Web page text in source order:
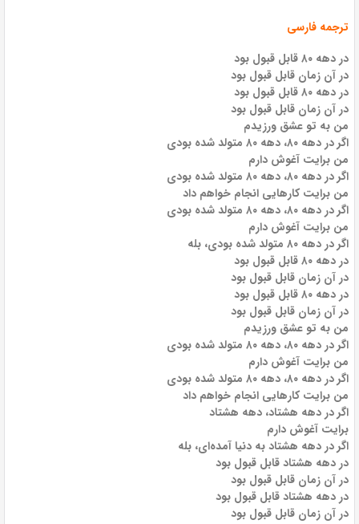
ترجمه فارسی
در دهه ۸۰ قابل قبول بود
در آن زمان قابل قبول بود
در دهه ۸۰ قابل قبول بود
در آن زمان قابل قبول بود
من به تو عشق ورزیدم
اگر در دهه ۸۰، دهه ۸۰ متولد شده بودی
من برایت آغوش دارم
اگر در دهه ۸۰، دهه ۸۰ متولد شده بودی
من برایت کارهایی انجام خواهم داد
اگر در دهه ۸۰، دهه ۸۰ متولد شده بودی
من برایت آغوش دارم
اگر در دهه ۸۰ متولد شده بودی، بله
در دهه ۸۰ قابل قبول بود
در آن زمان قابل قبول بود
در دهه ۸۰ قابل قبول بود
در آن زمان قابل قبول بود
من به تو عشق ورزیدم
اگر در دهه ۸۰، دهه ۸۰ متولد شده بودی
من برایت آغوش دارم
اگر در دهه ۸۰، دهه ۸۰ متولد شده بودی
من برایت کارهایی انجام خواهم داد
اگر در دهه هشتاد، دهه هشتاد
برایت آغوش دارم
اگر در دهه هشتاد به دنیا آمده‌ای، بله
در دهه هشتاد قابل قبول بود
در آن زمان قابل قبول بود
در دهه هشتاد قابل قبول بود
در آن زمان قابل قبول بود